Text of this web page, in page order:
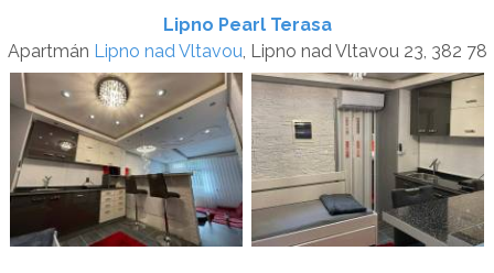
Lipno Pearl Terasa
Apartmán Lipno nad Vltavou, Lipno nad Vltavou 23, 382 78